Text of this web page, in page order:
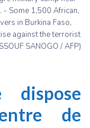
Some 1,500 African,
in Burkina Faso,
against the terrorist
SANOGO / AFP)
dispose
de